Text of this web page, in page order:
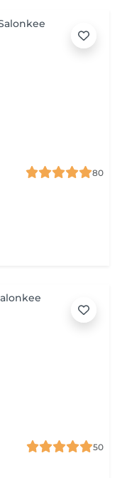
80
50